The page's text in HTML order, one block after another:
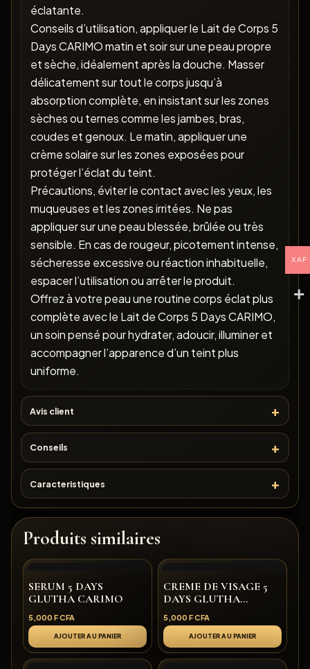
éclatante.
Conseils d’utilisation, appliquer le Lait de Corps 5
Days CARIMO matin et soir sur une peau propre
et sèche, idéalement après la douche. Masser
délicatement sur tout le corps jusqu’à
absorption complète, en insistant sur les zones
sèches ou ternes comme les jambes, bras,
coudes et genoux. Le matin, appliquer une
crème solaire sur les zones exposées pour
protéger l’éclat du teint.
Précautions, éviter le contact avec les yeux, les
muqueuses et les zones irritées. Ne pas
appliquer sur une peau blessée, brûlée ou très
sensible. En cas de rougeur, picotement intense,
sécheresse excessive ou réaction inhabituelle,
espacer l’utilisation ou arrêter le produit.
Offrez à votre peau une routine corps éclat plus
complète avec le Lait de Corps 5 Days CARIMO,
un soin pensé pour hydrater, adoucir, illuminer et
accompagner l’apparence d’un teint plus
uniforme.
Avis client
Conseils
Caracteristiques
Produits similaires
SERUM 5 DAYS
GLUTHA CARIMO
5,000 F CFA
AJOUTER AU PANIER
CREME DE VISAGE 5
DAYS GLUTHA
5,000 F CFA
AJOUTER AU PANIER
XAF